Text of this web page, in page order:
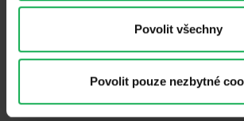
Povolit všechny
Povolit pouze nezbytné
Potřebujete
Jsme tu pro vás
+420 228 884 711 Po - Pá, 8-16h (CET)